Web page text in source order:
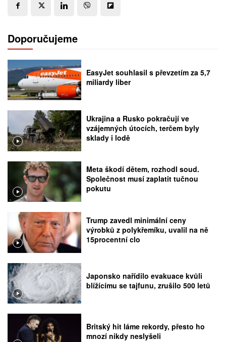
Doporučujeme
EasyJet souhlasil s převzetím za 5,7
miliardy liber
Ukrajina a Rusko pokračují ve
vzájemných útocích, terčem byly
sklady i lodě
Meta škodí dětem, rozhodl soud.
Společnost musí zaplatit tučnou
pokutu
Trump zavedl minimální ceny
výrobků z polykřemíku, uvalil na ně
15procentní clo
Japonsko nařídilo evakuace kvůli
blížícímu se tajfunu, zrušilo 500 letů
Britský hit láme rekordy, přesto ho
mnozí nikdy neslyšeli